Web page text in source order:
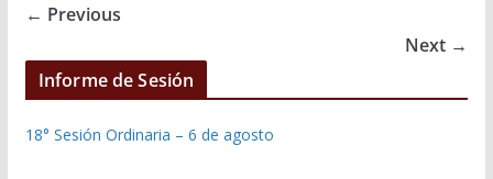
← Previous
Next →
Informe de Sesión
18° Sesión Ordinaria – 6 de agosto